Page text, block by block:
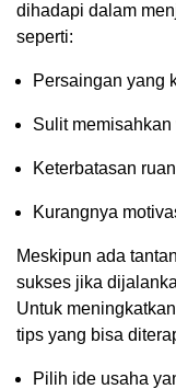
dihadapi dalam
seperti:
Persaingan yang
Sulit
Keterbatasan
Kurangnya
Meskipun ada
sukses jika
Untuk
tips yang bisa
Pilih ide usaha